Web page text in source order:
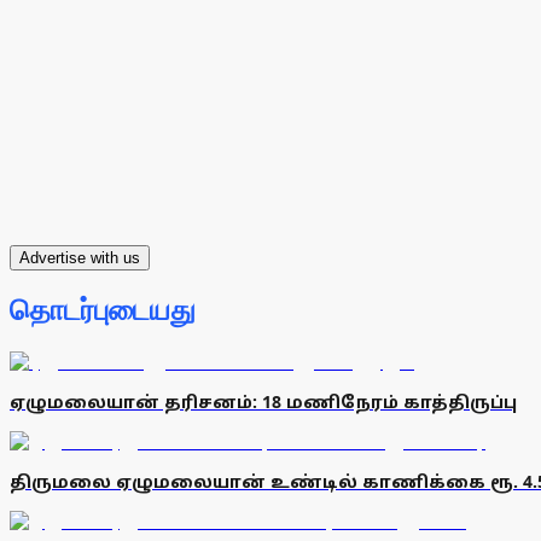
Advertise with us
தொடர்புடையது
ஏழுமலையான் தரிசனம்: 18 மணிநேரம் காத்திருப்பு
திருமலை ஏழுமலையான் உண்டில் காணிக்கை ரூ.